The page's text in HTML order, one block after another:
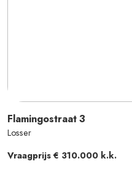
Flamingostraat3
Losser
Vraagprijs € 310.000 k.k.